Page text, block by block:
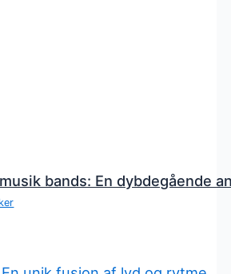
bands: En dybdegående